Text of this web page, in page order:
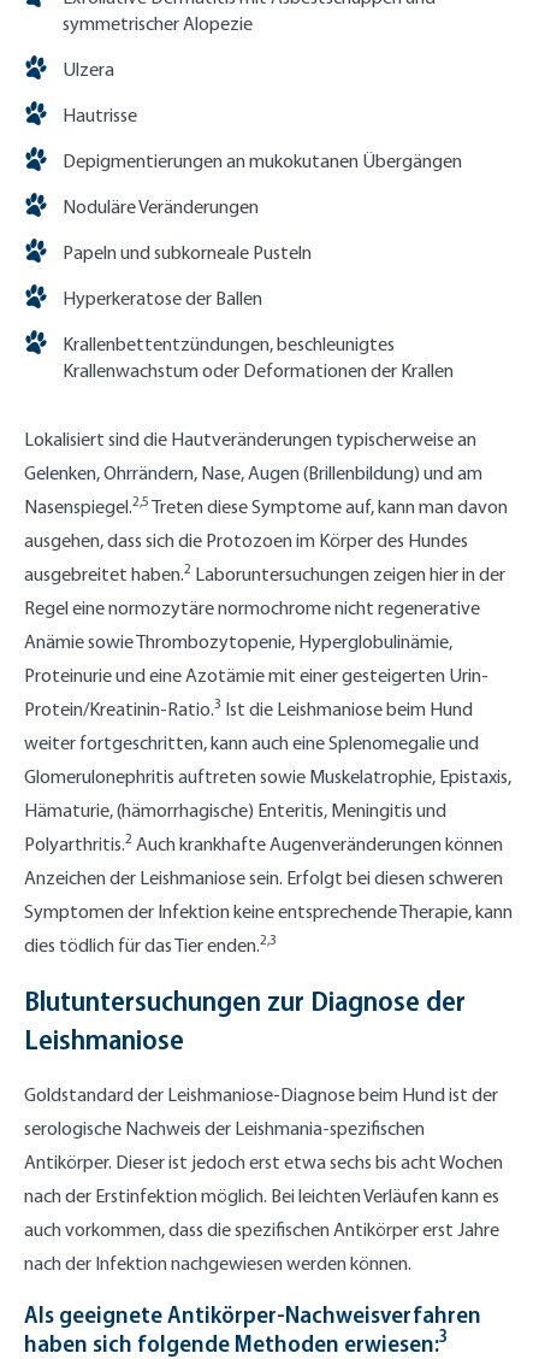
symmetrischer Alopezie
Ulzera
Hautrisse
Depigmentierungen an mukokutanen Übergängen
Noduläre Veränderungen
Papeln und subkorneale Pusteln
Hyperkeratose der Ballen
Krallenbettentzündungen, beschleunigtes
Krallenwachstum oder Deformationen der Krallen
Lokalisiert sind die Hautveränderungen typischerweise an
Gelenken, Ohrrändern, Nase, Augen (Brillenbildung) und am
Nasenspiegel.2,5 Treten diese Symptome auf, kann man davon
ausgehen, dass sich die Protozoen im Körper des Hundes
ausgebreitet haben.2 Laboruntersuchungen zeigen hier in der
Regel eine normozytäre normochrome nicht regenerative
Anämie sowie Thrombozytopenie, Hyperglobulinämie,
Proteinurie und eine Azotämie mit einer gesteigerten Urin-
Protein/Kreatinin-Ratio.3 Ist die Leishmaniose beim Hund
weiter fortgeschritten, kann auch eine Splenomegalie und
Glomerulonephritis auftreten sowie Muskelatrophie, Epistaxis,
Hämaturie, (hämorrhagische) Enteritis, Meningitis und
Polyarthritis.2 Auch krankhafte Augenveränderungen können
Anzeichen der Leishmaniose sein. Erfolgt bei diesen schweren
Symptomen der Infektion keine entsprechende Therapie, kann
dies tödlich für das Tier enden.2,3
Blutuntersuchungen zur Diagnose der
Leishmaniose
Goldstandard der Leishmaniose-Diagnose beim Hund ist der
serologische Nachweis der Leishmania-spezifischen
Antikörper. Dieser ist jedoch erst etwa sechs bis acht Wochen
nach der Erstinfektion möglich. Bei leichten Verläufen kann es
auch vorkommen, dass die spezifischen Antikörper erst Jahre
nach der Infektion nachgewiesen werden können.
Als geeignete Antikörper-Nachweisverfahren
haben sich folgende Methoden erwiesen:3